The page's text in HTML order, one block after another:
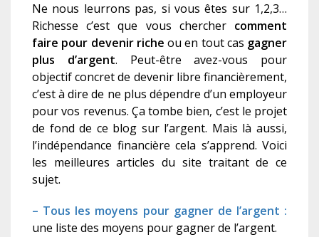
Ne nous leurrons pas, si vous êtes sur 1,2,3…
Richesse c’est que vous chercher comment
faire pour devenir riche ou en tout cas gagner
plus d’argent. Peut-être avez-vous pour
objectif concret de devenir libre financièrement,
c’est à dire de ne plus dépendre d’un employeur
pour vos revenus. Ça tombe bien, c’est le projet
de fond de ce blog sur l’argent. Mais là aussi,
l’indépendance financière cela s’apprend. Voici
les meilleures articles du site traitant de ce
sujet.
– Tous les moyens pour gagner de l’argent :
une liste des moyens pour gagner de l’argent.